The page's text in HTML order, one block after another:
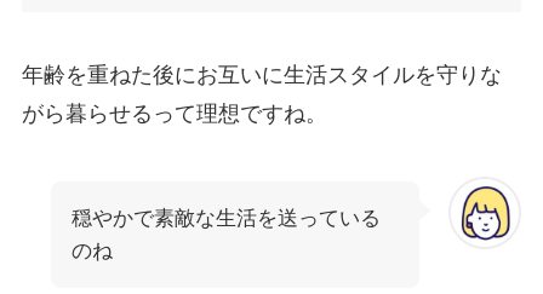
年齢を重ねた後にお互いに生活スタイルを守りな
がら暮らせるって理想ですね。
穏やかで素敵な生活を送っている
のね